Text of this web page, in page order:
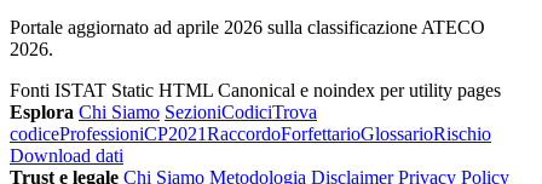
Portale aggiornato ad aprile 2026 sulla classificazione ATECO
2026.
Fonti ISTAT Static HTML Canonical e noindex per utility pages
Esplora Chi Siamo SezioniCodiciTrova
codiceProfessioniCP2021RaccordoForfettarioGlossarioRischio
Download dati
Trust e legale Chi Siamo Metodologia Disclaimer Privacy Policy